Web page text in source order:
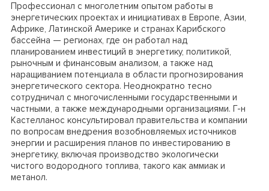
Профессионал с многолетним опытом работы в
энергетических проектах и инициативах в Европе, Азии,
Африке, Латинской Америке и странах Карибского
бассейна — регионах, где он работал над
планированием инвестиций в энергетику, политикой,
рыночным и финансовым анализом, а также над
наращиванием потенциала в области прогнозирования
энергетического сектора. Неоднократно тесно
сотрудничал с многочисленными государственными и
частными, а также международными организациями. Г-н
Кастелланос консультировал правительства и компании
по вопросам внедрения возобновляемых источников
энергии и расширения планов по инвестированию в
энергетику, включая производство экологически
чистого водородного топлива, такого как аммиак и
метанол.